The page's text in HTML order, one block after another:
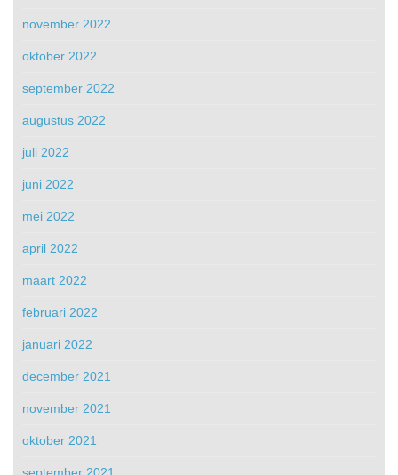
november 2022
oktober 2022
september 2022
augustus 2022
juli 2022
juni 2022
mei 2022
april 2022
maart 2022
februari 2022
januari 2022
december 2021
november 2021
oktober 2021